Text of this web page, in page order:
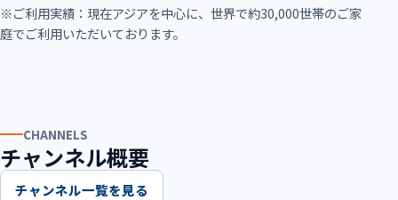
※ご利用実績：現在アジアを中心に、世界で約30,000世帯のご家
庭でご利用いただいております。
CHANNELS
チャンネル概要
チャンネル一覧を見る